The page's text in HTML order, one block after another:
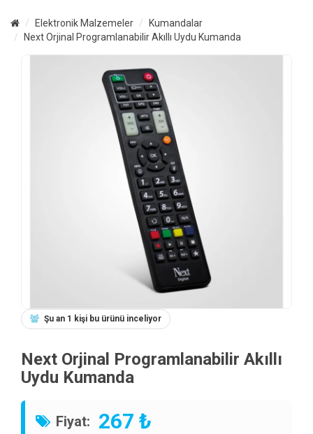
Elektronik Malzemeler
Kumandalar
Next Orjinal Programlanabilir Akıllı Uydu Kumanda
Şu an 1 kişi bu ürünü inceliyor
Next Orjinal Programlanabilir Akıllı
Uydu Kumanda
Fiyat: 267 ₺